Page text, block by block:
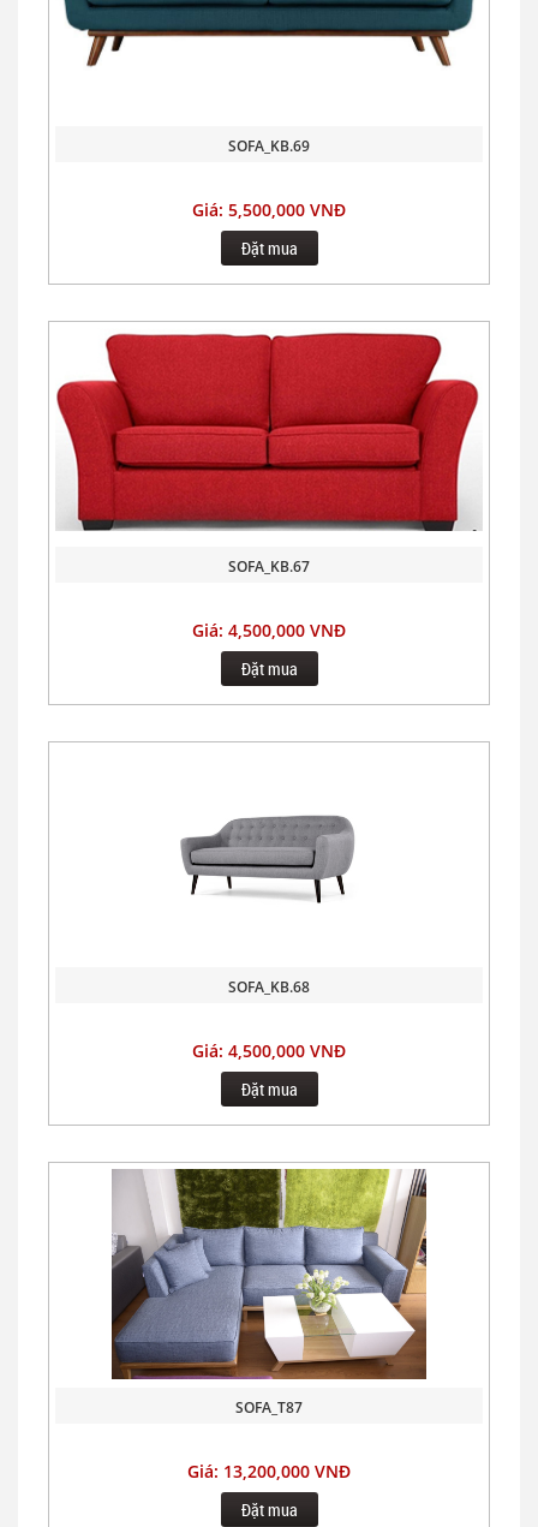
SOFA_KB.69
Giá: 5,500,000 VNĐ
Đặt mua
SOFA_KB.67
Giá: 4,500,000 VNĐ
Đặt mua
SOFA_KB.68
Giá: 4,500,000 VNĐ
Đặt mua
SOFA_T87
Giá: 13,200,000 VNĐ
Đặt mua